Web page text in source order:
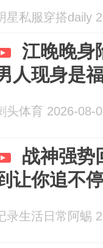
星私服穿搭daily
江晚晚身
人现身是
头体育 2026-08-
战神强势
让你追不
录生活日常阿蜴